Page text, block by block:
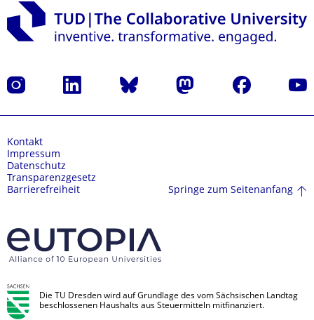
Instagram LinkedIn Bluesky Mastodon Facebook
Kontakt
Impressum
Datenschutz
Transparenzgesetz
Barrierefreiheit
Springe zum Seitenanfang
Die TU Dresden wird auf Grundlage des vom Sächsischen Landtag
beschlossenen Haushalts aus Steuermitteln mitfinanziert.